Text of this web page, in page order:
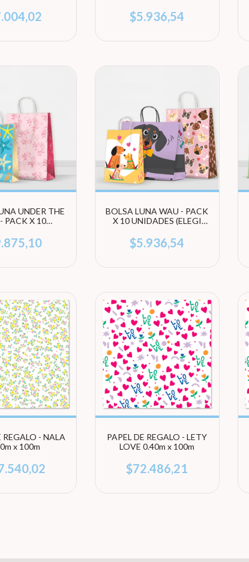
$5.936,54
UNDER THE
PACK X 10
BOLSA LUNA WAU - PACK
X 10 UNIDADES (ELEGI
$5.936,54
REGALO - NALA
x 100m
PAPEL DE REGALO - LETY
LOVE 0.40m x 100m
$72.486,21